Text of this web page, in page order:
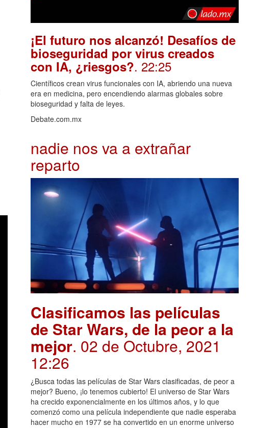
¡El futuro nos alcanzó! Desafíos de
bioseguridad por virus creados
con IA, ¿riesgos?. 22:25
Científicos crean virus funcionales con IA, abriendo una nueva
era en medicina, pero encendiendo alarmas globales sobre
bioseguridad y falta de leyes.
Debate.com.mx
nadie nos va a extrañar
reparto
Clasificamos las películas
de Star Wars, de la peor a la
mejor. 02 de Octubre, 2021
12:26
¿Busca todas las películas de Star Wars clasificadas, de peor a
mejor? Bueno, ¡lo tenemos cubierto! El universo de Star Wars
ha crecido exponencialmente en los últimos años, y lo que
comenzó como una película independiente que nadie esperaba
hacer mucho en 1977 se ha convertido en un enorme universo